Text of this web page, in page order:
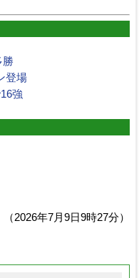
勝
登場
強
（2026年7月9日9時27分）